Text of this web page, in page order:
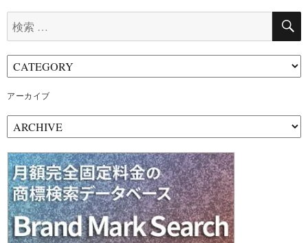
索:
アーカイブ
ー
カ
イ
ブ